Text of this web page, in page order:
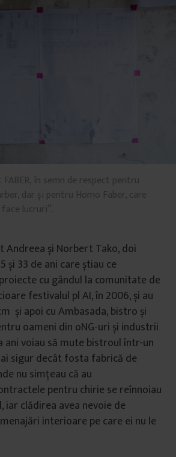
în semn de respect pentru
dar și pentru Homo Faber, care
lucruri”.
Andreea și Norbert Tako, doi
și 33 de ani care știau ce
cu gândul la comunitate de
festivalul pl AI, în 2006, și au
și apoi cu Ambasada, bistro și
oameni din oNG-uri și industrii
ani voiau să mute bistroul într-un
sigur decât fosta fabrică de
nu simțeau că au
pentru chirie se reînnoiau
iar clădirea avea nevoie de
interioare pe care ei nu le